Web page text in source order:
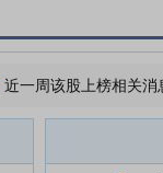
近一周该股上榜相关